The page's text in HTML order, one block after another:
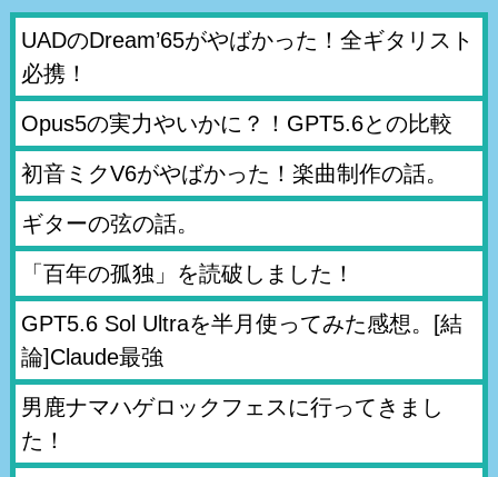
UADのDream’65がやばかった！全ギタリスト
必携！
Opus5の実力やいかに？！GPT5.6との比較
初音ミクV6がやばかった！楽曲制作の話。
ギターの弦の話。
「百年の孤独」を読破しました！
GPT5.6 Sol Ultraを半月使ってみた感想。[結
論]Claude最強
男鹿ナマハゲロックフェスに行ってきまし
た！